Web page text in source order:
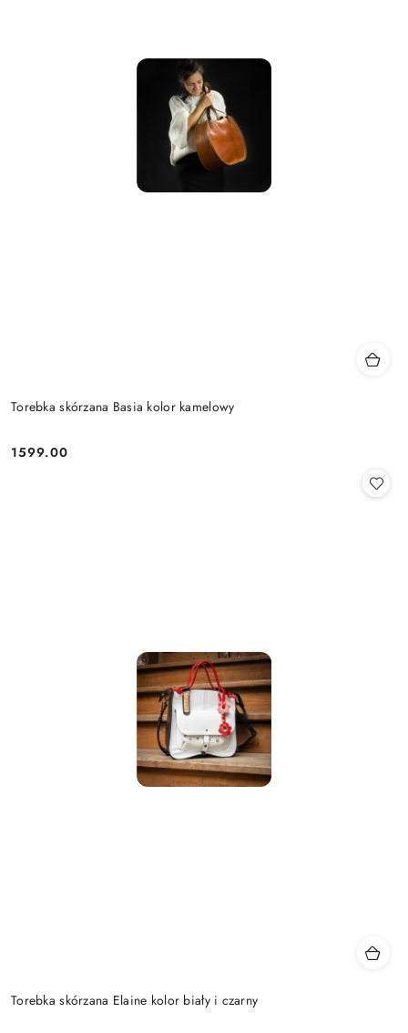
Torebka skórzana Basia kolor kamelowy
Cena:
1599.00
Torebka skórzana Elaine kolor biały i czarny